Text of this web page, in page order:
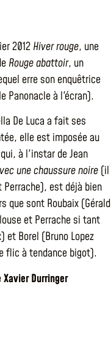
2012 Hiver rouge, une
Rouge abattoir, un
erre son enquêtrice
Panonacle à l'écran).
De Luca a fait ses
elle est imposée au
à l'instar de Jean
une chaussure noire (il
est déjà bien
que sont Roubaix (Gérald
et Perrache si tant
et Borel (Bruno Lopez
flic à tendance bigot).
Xavier Durringer